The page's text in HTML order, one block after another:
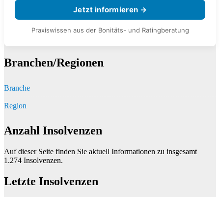
Jetzt informieren →
Praxiswissen aus der Bonitäts- und Ratingberatung
Branchen/Regionen
Branche
Region
Anzahl Insolvenzen
Auf dieser Seite finden Sie aktuell Informationen zu insgesamt
1.274 Insolvenzen.
Letzte Insolvenzen